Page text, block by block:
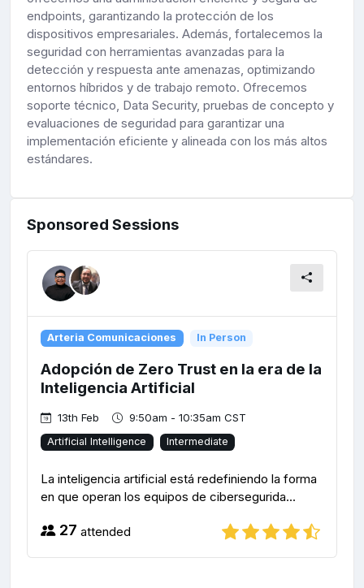
endpoints, garantizando la protección de los
dispositivos empresariales. Además, fortalecemos la
seguridad con herramientas avanzadas para la
detección y respuesta ante amenazas, optimizando
entornos híbridos y de trabajo remoto. Ofrecemos
soporte técnico, Data Security, pruebas de concepto y
evaluaciones de seguridad para garantizar una
implementación eficiente y alineada con los más altos
estándares.
Sponsored Sessions
Arteria Comunicaciones In Person
Adopción de Zero Trust en la era de la
Inteligencia Artificial
13th Feb 9:50am - 10:35am CST
Artificial Intelligence Intermediate
La inteligencia artificial está redefiniendo la forma
en que operan los equipos de cibersegurida...
27 attended